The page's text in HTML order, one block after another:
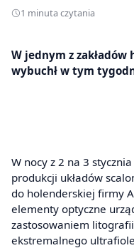
1 minuta czytania
W jednym z
wybuchł w tym
W nocy z 2 na 3
produkcji układów
do holenderskiej firmy
elementy optyczne
zastosowaniem
ekstremalnego